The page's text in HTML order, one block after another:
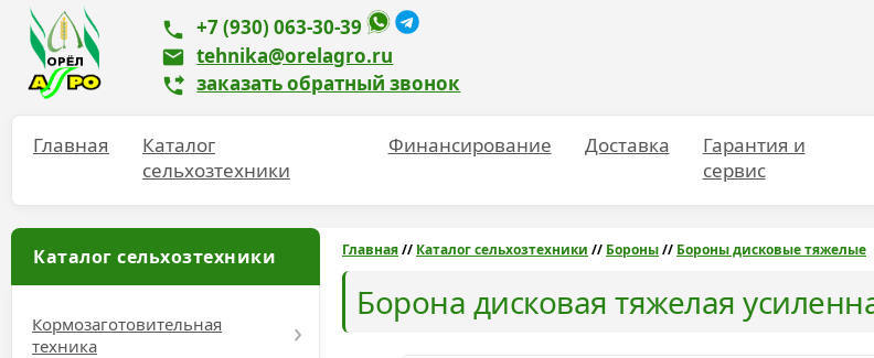
+7 (930) 063-30-39
tehnika@orelagro.ru
заказать обратный звонок
Главная
Каталог
сельхозтехники
Финансирование Доставка
Гарантия и
сервис
Главная// Каталог сельхозтехники // Бороны// Бороны дисковые тяжелые
Борона дисковая тяжелая
Каталог сельхозтехники
Кормозаготовительная
техника